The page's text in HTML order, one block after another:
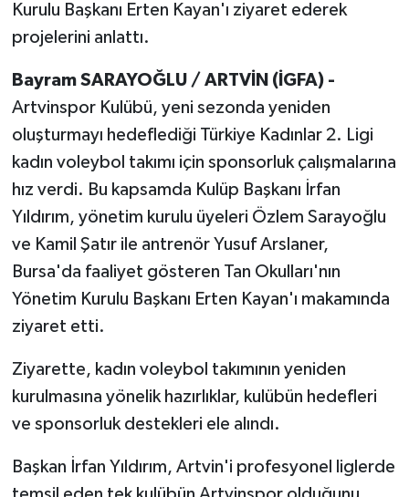
Kurulu Başkanı Erten Kayan'ı ziyaret ederek
projelerini anlattı.
Bayram SARAYOĞLU / ARTVİN (İGFA) -
Artvinspor Kulübü, yeni sezonda yeniden
oluşturmayı hedeflediği Türkiye Kadınlar 2. Ligi
kadın voleybol takımı için sponsorluk çalışmalarına
hız verdi. Bu kapsamda Kulüp Başkanı İrfan
Yıldırım, yönetim kurulu üyeleri Özlem Sarayoğlu
ve Kamil Şatır ile antrenör Yusuf Arslaner,
Bursa'da faaliyet gösteren Tan Okulları'nın
Yönetim Kurulu Başkanı Erten Kayan'ı makamında
ziyaret etti.
Ziyarette, kadın voleybol takımının yeniden
kurulmasına yönelik hazırlıklar, kulübün hedefleri
ve sponsorluk destekleri ele alındı.
Başkan İrfan Yıldırım, Artvin'i profesyonel liglerde